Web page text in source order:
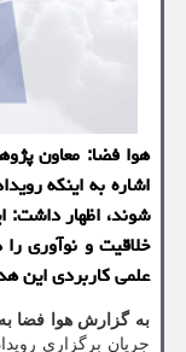
هوا فضا: معاون
شوند، اظهار داشت:
خلاقیت و نوآوری
علمی کاربردی این
به گزارش هوا فضا
جریان برگزاری